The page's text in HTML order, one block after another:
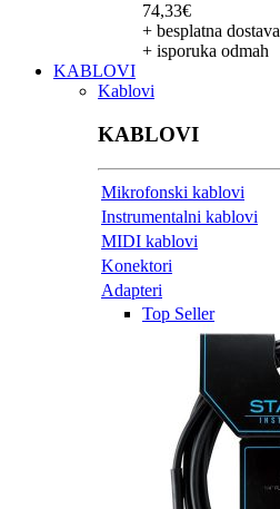
74,33€
+ besplatna dostava
+ isporuka odmah
KABLOVI
Kablovi
KABLOVI
Mikrofonski kablovi
Instrumentalni kablovi
MIDI kablovi
Konektori
Adapteri
Top Seller